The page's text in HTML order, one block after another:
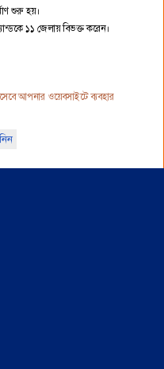
শুরু হয়।
১১ জেলায় বিভক্ত করেন।
আপনার ওয়েবসাইটে ব্যবহার